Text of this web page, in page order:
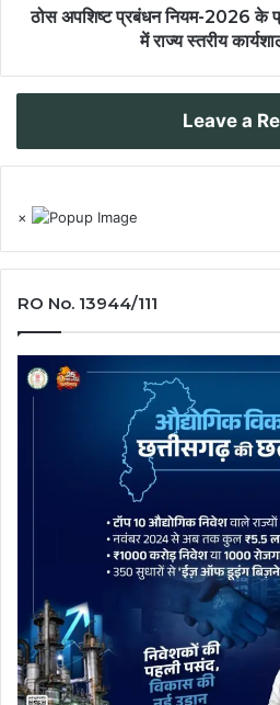
ठोस अपशिष्ट प्रबंधन नियम-2026 के
में राज्य स्तरीय
Leave a
×
RO No. 13944/111